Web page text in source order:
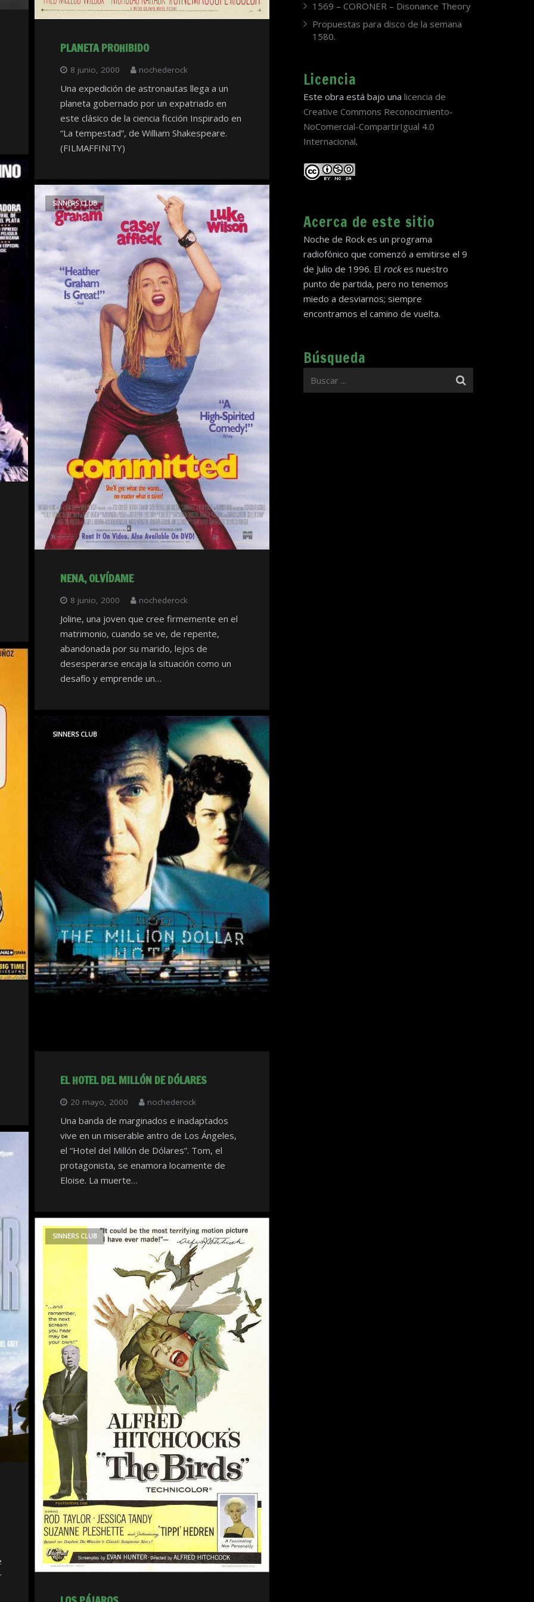
PLANETA PROHIBIDO
8 junio, 2000 nochederock
Una expedición de astronautas llega a un
planeta gobernado por un expatriado en
este clásico de la ciencia ficción Inspirado en
“La tempestad”, de William Shakespeare.
(FILMAFFINITY)
NENA, OLVÍDAME
8 junio, 2000 nochederock
SINNERS CLUB
Joline, una joven que cree firmemente en el
matrimonio, cuando se ve, de repente,
abandonada por su marido, lejos de
desesperarse encaja la situación como un
desafío y emprende un…
EL HOTEL DEL MILLÓN DE DÓLARES
20 mayo, 2000 nochederock
SINNERS CLUB
Una banda de marginados e inadaptados
vive en un miserable antro de Los Ángeles,
el “Hotel del Millón de Dólares”. Tom, el
protagonista, se enamora locamente de
Eloise. La muerte…
SINNERS CLUB
1569 – CORONER – Disonance Theory
Propuestas para disco de la semana
1580.
Licencia
Este obra está bajo una licencia de
Creative Commons Reconocimiento-
NoComercial-CompartirIgual 4.0
Internacional.
Acerca de este sitio
Noche de Rock es un programa
radiofónico que comenzó a emitirse el 9
de Julio de 1996. El rockes nuestro
punto de partida, pero no tenemos
miedo a desviarnos; siempre
encontramos el camino de vuelta.
Búsqueda